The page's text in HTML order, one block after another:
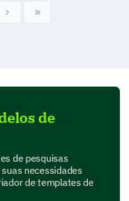
de
de pesquisas
necessidades
de templates de